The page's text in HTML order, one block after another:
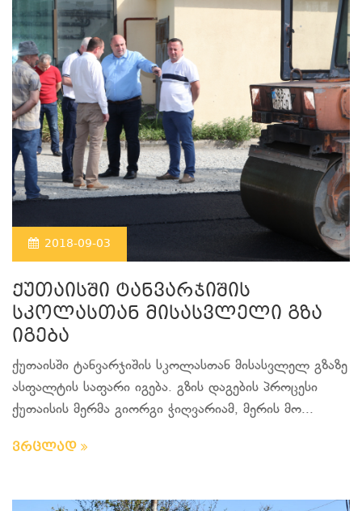
2018-09-03
ქუთაისში ტანვარჯიშის
სკოლასთან მისასვლელი გზა
იგება
ქუთაისში ტანვარჯიშის სკოლასთან მისასვლელ გზაზე
ასფალტის საფარი იგება. გზის დაგების პროცესი
ქუთაისის მერმა გიორგი ჭიღვარიამ, მერის მო...
ვრცლად